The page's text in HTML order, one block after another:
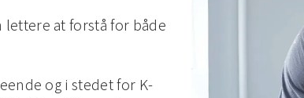
at forstå for både
og i stedet for K-